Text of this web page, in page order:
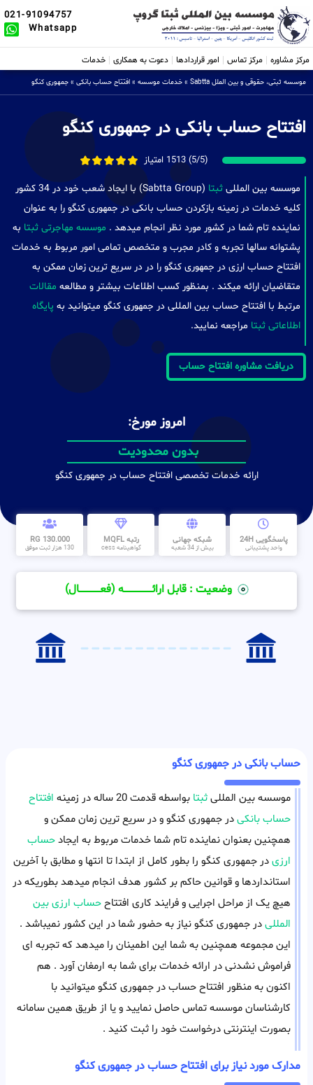
021-91094757
Whatsapp
مرکز مشاوره مرکز تماس امور قراردادها دعوت به همکاری خدمات
موسسه ثبتی، حقوقی و بین الملل Sabtta » خدمات موسسه » افتتاح حساب بانکی » جمهوری کنگو
افتتاح حساب بانکی در جمهوری کنگو
(5/5) 1513 امتیاز
موسسه بین المللی ثبتا
(Sabtta Group) با ایجاد شعب خود در 34 کشور
کلیه خدمات در زمینه بازکردن حساب بانکی در جمهوری کنگو را به عنوان
نماینده تام شما در کشور مورد نظر انجام میدهد . موسسه مهاجرتی ثبتا به
پشتوانه سالها تجربه و کادر مجرب و متخصص تمامی امور مربوط به خدمات
افتتاح حساب ارزی در جمهوری کنگو را در در سریع ترین زمان ممکن به
متقاضیان ارائه میکند . بمنظور کسب اطلاعات بیشتر و مطالعه مقالات
مرتبط با افتتاح حساب بین المللی در جمهوری کنگو میتوانید به پایگاه
اطلاعاتی ثبتا مراجعه نمایید.
دریافت مشاوره افتتاح حساب
امروز مورخ:
بدون محدودیت
ارائه خدمات تخصصی افتتاح حساب در جمهوری کنگو
پاسخگویی 24H
واحد پشتیبانی
شبکه جهانی
بیش از 34 شعبه
رتبه MQFL
گواهینامه cess
130.000 RG
130 هزار ثبت موفق
وضعیت : قابل ارائــــــــــــــــــــه (فعـــــــــــــــال)
حساب بانکی در جمهوری کنگو
موسسه بین المللیثبتا بواسطه قدمت 20 ساله در زمینه
افتتاح
حساب بانکیدر جمهوری کنگو و در سریع ترین زمان ممکن و
همچنین بعنوان نماینده تام شما خدمات مربوط به ایجادحساب
ارزیدر جمهوری کنگو را بطور کامل از ابتدا تا انتها و مطابق با آخرین
استانداردها و قوانین حاکم بر کشور هدف انجام میدهد بطوریکه در
هیچ یک از مراحل اجرایی و فرایند کاری افتتاححساب ارزی بین
المللیدر جمهوری کنگو نیاز به حضور شما در این کشور نمیباشد .
این مجموعه همچنین به شما این اطمینان را میدهد که تجربه ای
فراموش نشدنی در ارائه خدمات برای شما به ارمغان آورد . هم
اکنون به منظور افتتاح حساب در جمهوری کنگو میتوانید با
کارشناسان موسسه تماس حاصل نمایید و یا از طریق همین سامانه
بصورت اینترنتی درخواست خود را ثبت کنید .
مدارک مورد نیاز برای افتتاح حساب در جمهوری کنگو